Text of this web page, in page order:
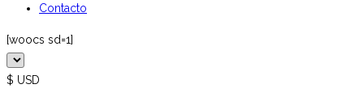
Contacto
[woocs sd=1]
$ USD